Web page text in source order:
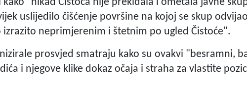
"nikad Čistoća nije prekidala i ometala javne
uslijedilo čišćenje površine na kojoj se skup
neprimjerenim i štetnim po ugled Čistoće".
prosvjed smatraju kako su ovakvi "besramni,
i njegove klike dokaz očaja i straha za vlastite